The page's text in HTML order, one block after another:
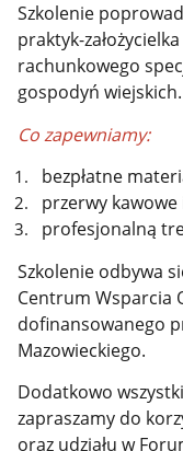
Szkolenie
praktyk-
rachunkowego
gospodyń wiejskich.
Co zapewniamy:
bezpłatne
przerwy
profesjonalną
Szkolenie odbywa
Centrum Wsparcia
dofinansowanego
Mazowieckiego.
Dodatkowo
zapraszamy do
oraz udziału w